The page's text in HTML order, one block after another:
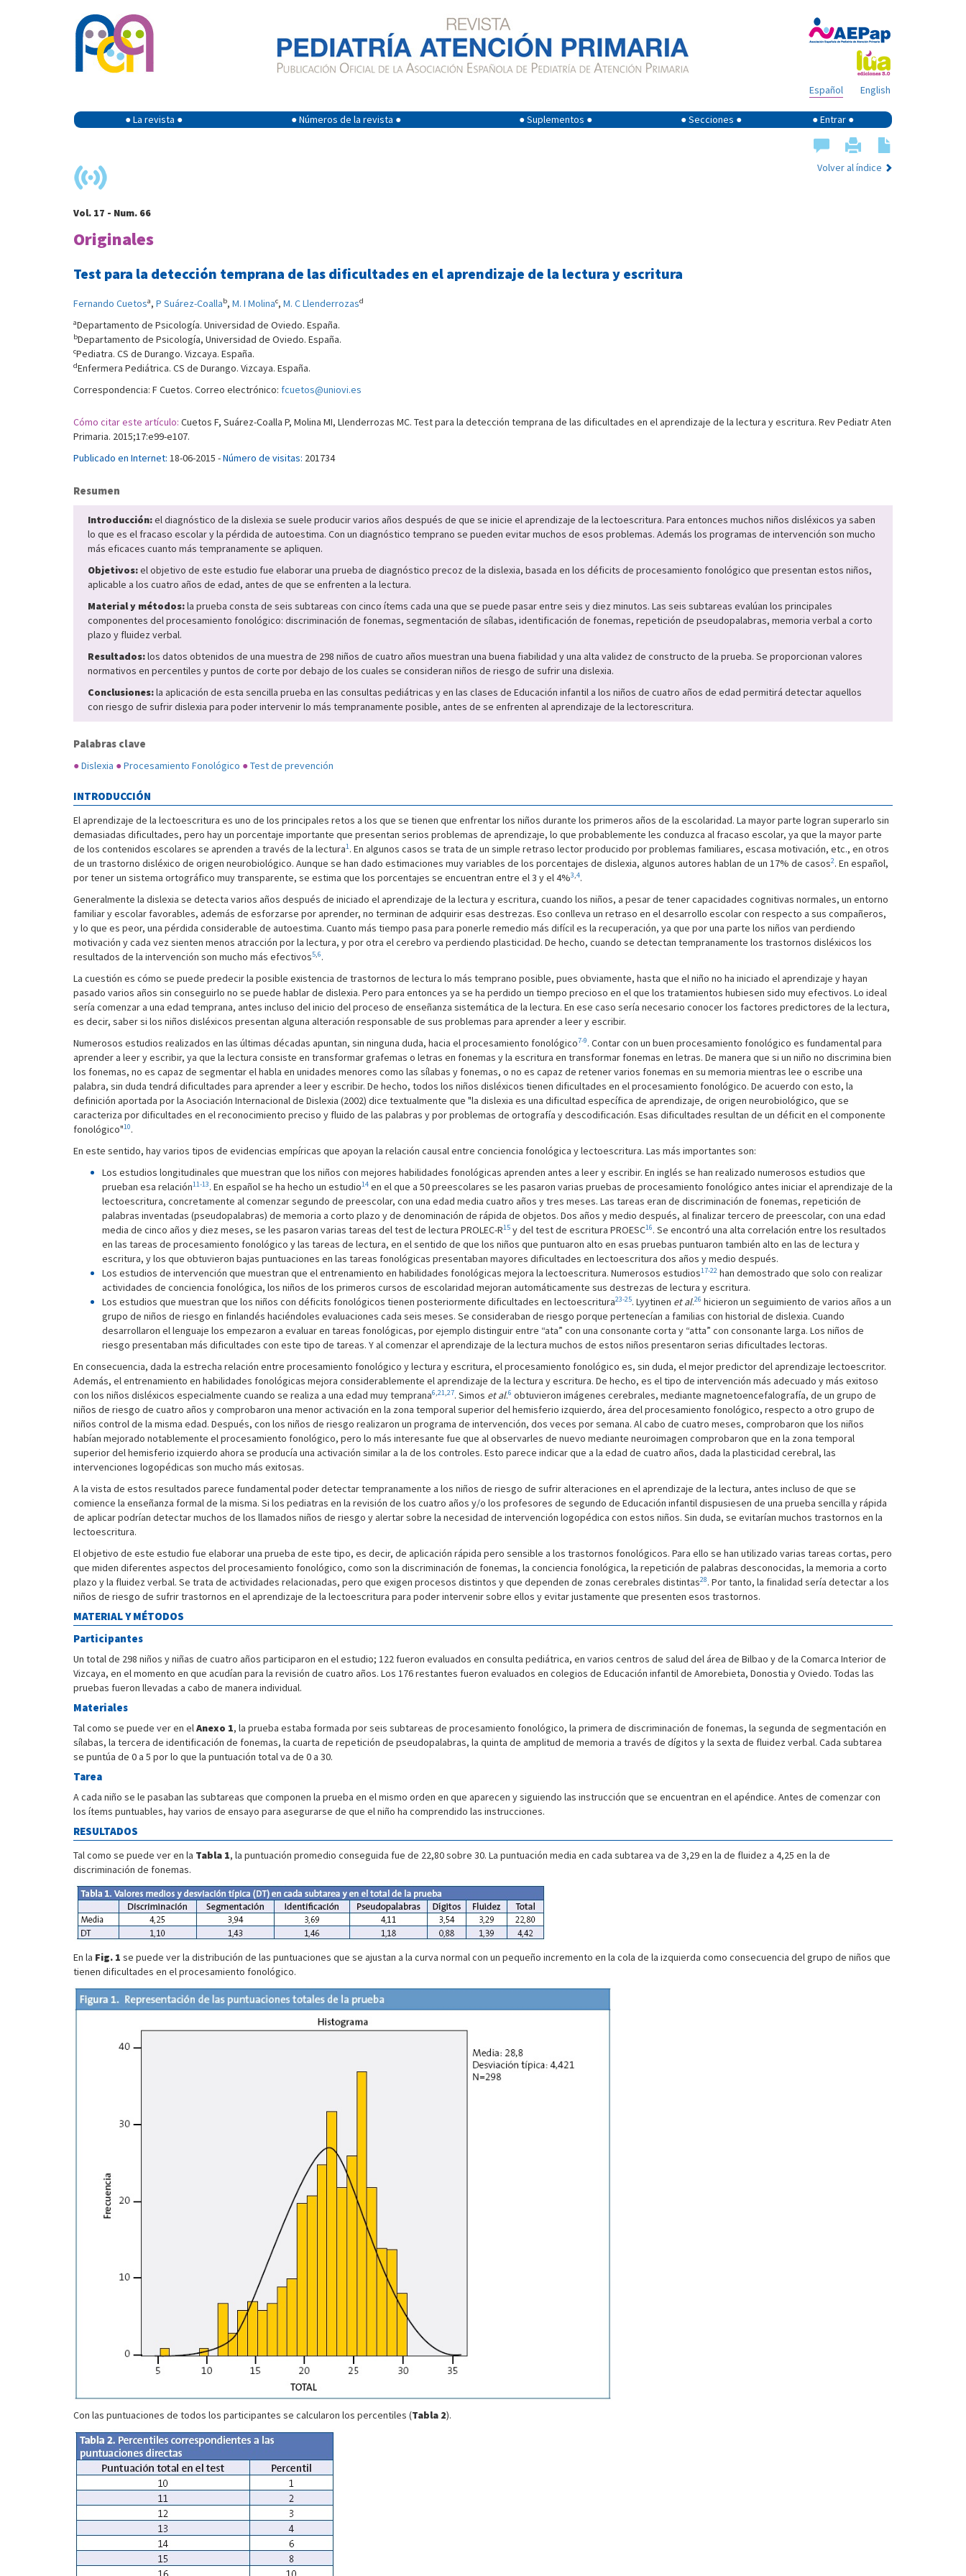
English
Español
● La revista ● ● Números de la revista ● ● Suplementos ● ● Secciones ● ● Entrar ●
Volver al índice
Vol. 17 - Num. 66
Originales
Test para la detección temprana de las dificultades en el aprendizaje de la lectura y escritura
Fernando Cuetosa, P Suárez-Coallab, M. I Molinac, M. C Llenderrozasd
aDepartamento de Psicología. Universidad de Oviedo. España.
bDepartamento de Psicología, Universidad de Oviedo. España.
cPediatra. CS de Durango. Vizcaya. España.
dEnfermera Pediátrica. CS de Durango. Vizcaya. España.
Correspondencia: F Cuetos. Correo electrónico: fcuetos@uniovi.es
Cómo citar este artículo: Cuetos F, Suárez-Coalla P, Molina MI, Llenderrozas MC. Test para la detección temprana de las dificultades en el aprendizaje de la lectura y escritura. Rev Pediatr Aten
Primaria. 2015;17:e99-e107.
Publicado en Internet: 18-06-2015 -Número de visitas: 201734
Resumen
Introducción:el diagnóstico de la dislexia se suele producir varios años después de que se inicie el aprendizaje de la lectoescritura. Para entonces muchos niños disléxicos ya saben
lo que es el fracaso escolar y la pérdida de autoestima. Con un diagnóstico temprano se pueden evitar muchos de esos problemas. Además los programas de intervención son mucho
más eficaces cuanto más tempranamente se apliquen.
Objetivos:el objetivo de este estudio fue elaborar una prueba de diagnóstico precoz de la dislexia, basada en los déficits de procesamiento fonológico que presentan estos niños,
aplicable a los cuatro años de edad, antes de que se enfrenten a la lectura.
Material y métodos:la prueba consta de seis subtareas con cinco ítems cada una que se puede pasar entre seis y diez minutos. Las seis subtareas evalúan los principales
componentes del procesamiento fonológico: discriminación de fonemas, segmentación de sílabas, identificación de fonemas, repetición de pseudopalabras, memoria verbal a corto
plazo y fluidez verbal.
Resultados:los datos obtenidos de una muestra de 298 niños de cuatro años muestran una buena fiabilidad y una alta validez de constructo de la prueba. Se proporcionan valores
normativos en percentiles y puntos de corte por debajo de los cuales se consideran niños de riesgo de sufrir una dislexia.
Conclusiones:la aplicación de esta sencilla prueba en las consultas pediátricas y en las clases de Educación infantil a los niños de cuatro años de edad permitirá detectar aquellos
con riesgo de sufrir dislexia para poder intervenir lo más tempranamente posible, antes de se enfrenten al aprendizaje de la lectorescritura.
Palabras clave
●Dislexia ●Procesamiento Fonológico ●Test de prevención
INTRODUCCIÓN
El aprendizaje de la lectoescritura es uno de los principales retos a los que se tienen que enfrentar los niños durante los primeros años de la escolaridad. La mayor parte logran superarlo sin
demasiadas dificultades, pero hay un porcentaje importante que presentan serios problemas de aprendizaje, lo que probablemente les conduzca al fracaso escolar, ya que la mayor parte
de los contenidos escolares se aprenden a través de la lectura1. En algunos casos se trata de un simple retraso lector producido por problemas familiares, escasa motivación, etc., en otros
de un trastorno disléxico de origen neurobiológico. Aunque se han dado estimaciones muy variables de los porcentajes de dislexia, algunos autores hablan de un 17% de casos2. En español,
por tener un sistema ortográfico muy transparente, se estima que los porcentajes se encuentran entre el 3 y el 4%3,4.
Generalmente la dislexia se detecta varios años después de iniciado el aprendizaje de la lectura y escritura, cuando los niños, a pesar de tener capacidades cognitivas normales, un entorno
familiar y escolar favorables, además de esforzarse por aprender, no terminan de adquirir esas destrezas. Eso conlleva un retraso en el desarrollo escolar con respecto a sus compañeros,
y lo que es peor, una pérdida considerable de autoestima. Cuanto más tiempo pasa para ponerle remedio más difícil es la recuperación, ya que por una parte los niños van perdiendo
motivación y cada vez sienten menos atracción por la lectura, y por otra el cerebro va perdiendo plasticidad. De hecho, cuando se detectan tempranamente los trastornos disléxicos los
resultados de la intervención son mucho más efectivos5,6.
La cuestión es cómo se puede predecir la posible existencia de trastornos de lectura lo más temprano posible, pues obviamente, hasta que el niño no ha iniciado el aprendizaje y hayan
pasado varios años sin conseguirlo no se puede hablar de dislexia. Pero para entonces ya se ha perdido un tiempo precioso en el que los tratamientos hubiesen sido muy efectivos. Lo ideal
sería comenzar a una edad temprana, antes incluso del inicio del proceso de enseñanza sistemática de la lectura. En ese caso sería necesario conocer los factores predictores de la lectura,
es decir, saber si los niños disléxicos presentan alguna alteración responsable de sus problemas para aprender a leer y escribir.
Numerosos estudios realizados en las últimas décadas apuntan, sin ninguna duda, hacia el procesamiento fonológico7-9. Contar con un buen procesamiento fonológico es fundamental para
aprender a leer y escribir, ya que la lectura consiste en transformar grafemas o letras en fonemas y la escritura en transformar fonemas en letras. De manera que si un niño no discrimina bien
los fonemas, no es capaz de segmentar el habla en unidades menores como las sílabas y fonemas, o no es capaz de retener varios fonemas en su memoria mientras lee o escribe una
palabra, sin duda tendrá dificultades para aprender a leer y escribir. De hecho, todos los niños disléxicos tienen dificultades en el procesamiento fonológico. De acuerdo con esto, la
definición aportada por la Asociación Internacional de Dislexia (2002) dice textualmente que "la dislexia es una dificultad específica de aprendizaje, de origen neurobiológico, que se
caracteriza por dificultades en el reconocimiento preciso y fluido de las palabras y por problemas de ortografía y descodificación. Esas dificultades resultan de un déficit en el componente
fonológico"10.
En este sentido, hay varios tipos de evidencias empíricas que apoyan la relación causal entre conciencia fonológica y lectoescritura. Las más importantes son:
Los estudios longitudinales que muestran que los niños con mejores habilidades fonológicas aprenden antes a leer y escribir. En inglés se han realizado numerosos estudios que
prueban esa relación11-13. En español se ha hecho un estudio14 en el que a 50 preescolares se les pasaron varias pruebas de procesamiento fonológico antes iniciar el aprendizaje de la
lectoescritura, concretamente al comenzar segundo de preescolar, con una edad media cuatro años y tres meses. Las tareas eran de discriminación de fonemas, repetición de
palabras inventadas (pseudopalabras) de memoria a corto plazo y de denominación de rápida de objetos. Dos años y medio después, al finalizar tercero de preescolar, con una edad
media de cinco años y diez meses, se les pasaron varias tareas del test de lectura PROLEC-R15 y del test de escritura PROESC16. Se encontró una alta correlación entre los resultados
en las tareas de procesamiento fonológico y las tareas de lectura, en el sentido de que los niños que puntuaron alto en esas pruebas puntuaron también alto en las de lectura y
escritura, y los que obtuvieron bajas puntuaciones en las tareas fonológicas presentaban mayores dificultades en lectoescritura dos años y medio después.
Los estudios de intervención que muestran que el entrenamiento en habilidades fonológicas mejora la lectoescritura. Numerosos estudios17-22 han demostrado que solo con realizar
actividades de conciencia fonológica, los niños de los primeros cursos de escolaridad mejoran automáticamente sus destrezas de lectura y escritura.
Los estudios que muestran que los niños con déficits fonológicos tienen posteriormente dificultades en lectoescritura23-25. Lyytinen et al.26 hicieron un seguimiento de varios años a un
grupo de niños de riesgo en finlandés haciéndoles evaluaciones cada seis meses. Se consideraban de riesgo porque pertenecían a familias con historial de dislexia. Cuando
desarrollaron el lenguaje los empezaron a evaluar en tareas fonológicas, por ejemplo distinguir entre “ata” con una consonante corta y “atta” con consonante larga. Los niños de
riesgo presentaban más dificultades con este tipo de tareas. Y al comenzar el aprendizaje de la lectura muchos de estos niños presentaron serias dificultades lectoras.
En consecuencia, dada la estrecha relación entre procesamiento fonológico y lectura y escritura, el procesamiento fonológico es, sin duda, el mejor predictor del aprendizaje lectoescritor.
Además, el entrenamiento en habilidades fonológicas mejora considerablemente el aprendizaje de la lectura y escritura. De hecho, es el tipo de intervención más adecuado y más exitoso
con los niños disléxicos especialmente cuando se realiza a una edad muy temprana6,21,27. Simos et al.6 obtuvieron imágenes cerebrales, mediante magnetoencefalografía, de un grupo de
niños de riesgo de cuatro años y comprobaron una menor activación en la zona temporal superior del hemisferio izquierdo, área del procesamiento fonológico, respecto a otro grupo de
niños control de la misma edad. Después, con los niños de riesgo realizaron un programa de intervención, dos veces por semana. Al cabo de cuatro meses, comprobaron que los niños
habían mejorado notablemente el procesamiento fonológico, pero lo más interesante fue que al observarles de nuevo mediante neuroimagen comprobaron que en la zona temporal
superior del hemisferio izquierdo ahora se producía una activación similar a la de los controles. Esto parece indicar que a la edad de cuatro años, dada la plasticidad cerebral, las
intervenciones logopédicas son mucho más exitosas.
A la vista de estos resultados parece fundamental poder detectar tempranamente a los niños de riesgo de sufrir alteraciones en el aprendizaje de la lectura, antes incluso de que se
comience la enseñanza formal de la misma. Si los pediatras en la revisión de los cuatro años y/o los profesores de segundo de Educación infantil dispusiesen de una prueba sencilla y rápida
de aplicar podrían detectar muchos de los llamados niños de riesgo y alertar sobre la necesidad de intervención logopédica con estos niños. Sin duda, se evitarían muchos trastornos en la
lectoescritura.
El objetivo de este estudio fue elaborar una prueba de este tipo, es decir, de aplicación rápida pero sensible a los trastornos fonológicos. Para ello se han utilizado varias tareas cortas, pero
que miden diferentes aspectos del procesamiento fonológico, como son la discriminación de fonemas, la conciencia fonológica, la repetición de palabras desconocidas, la memoria a corto
plazo y la fluidez verbal. Se trata de actividades relacionadas, pero que exigen procesos distintos y que dependen de zonas cerebrales distintas28. Por tanto, la finalidad sería detectar a los
niños de riesgo de sufrir trastornos en el aprendizaje de la lectoescritura para poder intervenir sobre ellos y evitar justamente que presenten esos trastornos.
MATERIAL Y MÉTODOS
Participantes
Un total de 298 niños y niñas de cuatro años participaron en el estudio; 122 fueron evaluados en consulta pediátrica, en varios centros de salud del área de Bilbao y de la Comarca Interior de
Vizcaya, en el momento en que acudían para la revisión de cuatro años. Los 176 restantes fueron evaluados en colegios de Educación infantil de Amorebieta, Donostia y Oviedo. Todas las
pruebas fueron llevadas a cabo de manera individual.
Materiales
Tal como se puede ver en elAnexo 1, la prueba estaba formada por seis subtareas de procesamiento fonológico, la primera de discriminación de fonemas, la segunda de segmentación en
sílabas, la tercera de identificación de fonemas, la cuarta de repetición de pseudopalabras, la quinta de amplitud de memoria a través de dígitos y la sexta de fluidez verbal. Cada subtarea
se puntúa de 0 a 5 por lo que la puntuación total va de 0 a 30.
Tarea
A cada niño se le pasaban las subtareas que componen la prueba en el mismo orden en que aparecen y siguiendo las instrucción que se encuentran en el apéndice. Antes de comenzar con
los ítems puntuables, hay varios de ensayo para asegurarse de que el niño ha comprendido las instrucciones.
RESULTADOS
Tal como se puede ver en la Tabla 1, la puntuación promedio conseguida fue de 22,80 sobre 30. La puntuación media en cada subtarea va de 3,29 en la de fluidez a 4,25 en la de
discriminación de fonemas.
En la Fig. 1 se puede ver la distribución de las puntuaciones que se ajustan a la curva normal con un pequeño incremento en la cola de la izquierda como consecuencia del grupo de niños que
tienen dificultades en el procesamiento fonológico.
Con las puntuaciones de todos los participantes se calcularon los percentiles (Tabla 2).